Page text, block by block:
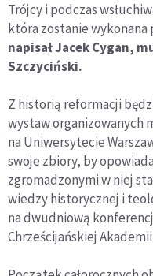
Trójcy i podczas
która zostanie wykonana
napisał Jacek Cygan,
Szczyciński.
Z historią reformacji
wystaw organizowanych
na Uniwersytecie
swoje zbiory, by
zgromadzonymi w niej
wiedzy historycznej i
na dwudniową
Chrześcijańskiej